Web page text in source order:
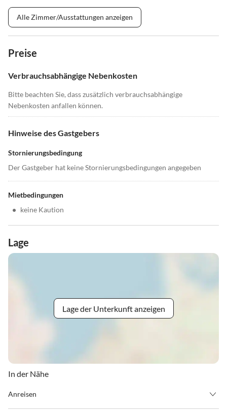
Alle Zimmer/Ausstattungen anzeigen
Preise
Verbrauchsabhängige Nebenkosten
Bitte beachten Sie, dass zusätzlich verbrauchsabhängige
Nebenkosten anfallen können.
Hinweise des Gastgebers
Stornierungsbedingung
Der Gastgeber hat keine Stornierungsbedingungen angegeben
Mietbedingungen
• keine Kaution
Lage
Lage der Unterkunft anzeigen
In der Nähe
Anreisen